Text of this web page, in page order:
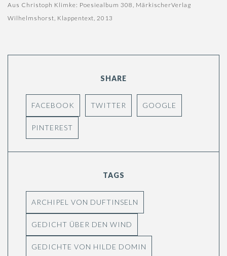
Aus Christoph Klimke: Poesiealbum 308, MärkischerVerlag
Wilhelmshorst, Klappentext, 2013
SHARE
FACEBOOK TWITTER GOOGLE
PINTEREST
TAGS
ARCHIPEL VON DUFTINSELN
GEDICHT ÜBER DEN WIND
GEDICHTE VON HILDE DOMIN